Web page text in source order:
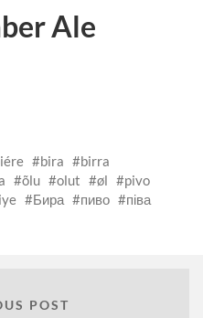
Ale
bira
birra
õlu olut øl
pivo
Бира пиво піва
POST